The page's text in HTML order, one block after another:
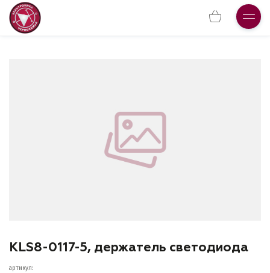
KLS8-0117-5, держатель светодиода
артикул: